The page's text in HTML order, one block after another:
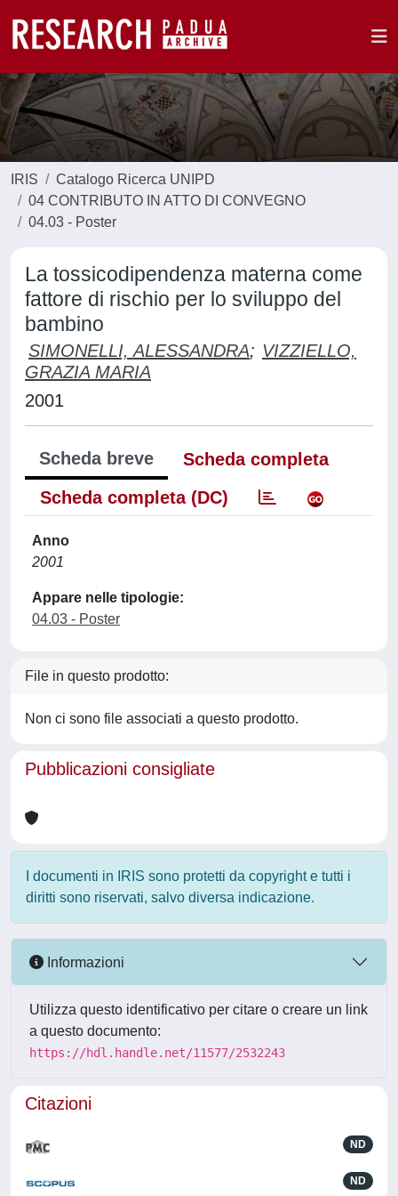
IRIS
Catalogo Ricerca UNIPD
04 CONTRIBUTO IN ATTO DI CONVEGNO
04.03 - Poster
La tossicodipendenza materna come
fattore di rischio per lo sviluppo del
bambino
SIMONELLI, ALESSANDRA; VIZZIELLO,
GRAZIA MARIA
2001
Scheda breve
Scheda completa
Scheda completa (DC)
Anno
2001
Appare nelle tipologie:
04.03 - Poster
File in questo prodotto:
Non ci sono file associati a questo prodotto.
Pubblicazioni consigliate
I documenti in IRIS sono protetti da copyright e tutti i
diritti sono riservati, salvo diversa indicazione.
Informazioni
Utilizza questo identificativo per citare o creare un link
a questo documento:
https://hdl.handle.net/11577/2532243
Citazioni
ND
ND